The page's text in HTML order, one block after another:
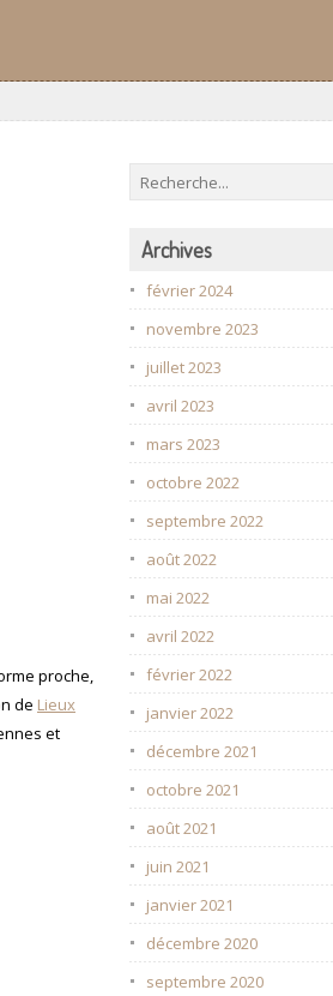
proche,
de Lieux
et
Archives
février 2024
novembre 2023
juillet 2023
avril 2023
mars 2023
octobre 2022
septembre 2022
août 2022
mai 2022
avril 2022
février 2022
janvier 2022
décembre 2021
octobre 2021
août 2021
juin 2021
janvier 2021
décembre 2020
septembre 2020